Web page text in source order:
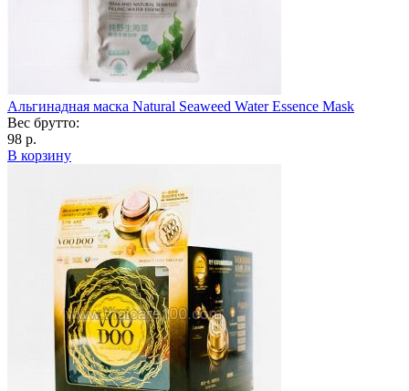
Альгинадная маска Natural Seaweed Water Essence Mask
Вес брутто:
98 р.
В корзину